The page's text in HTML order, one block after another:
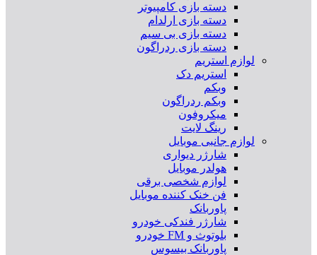
دسته بازی کامپیوتر
دسته بازی ارلدام
دسته بازی بی سیم
دسته بازی ردراگون
لوازم استریم
استریم دک
وبکم
وبکم ردراگون
میکروفون
رینگ لایت
لوازم جانبی موبایل
شارژر دیواری
هولدر موبایل
لوازم شخصی برقی
فن خنک کننده موبایل
پاوربانک
شارژر فندکی خودرو
بلوتوث و FM خودرو
پاوربانک بیسوس